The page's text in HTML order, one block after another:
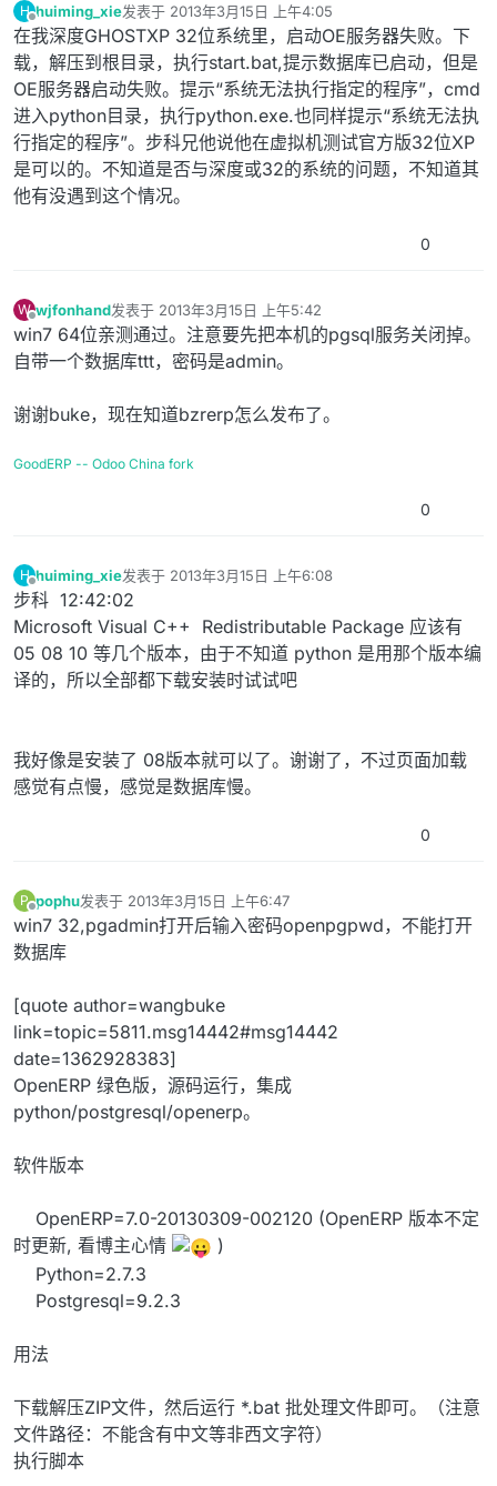
H
离线
huiming_xie发表于 2013年3月15日 上午4:05
最后由 编辑
在我深度GHOSTXP 32位系统里，启动OE服务器失败。下
载，解压到根目录，执行start.bat,提示数据库已启动，但是
OE服务器启动失败。提示“系统无法执行指定的程序”，cmd
进入python目录，执行python.exe.也同样提示“系统无法执
行指定的程序”。步科兄他说他在虚拟机测试官方版32位XP
是可以的。不知道是否与深度或32的系统的问题，不知道其
他有没遇到这个情况。
0
W
离线
wjfonhand发表于 2013年3月15日 上午5:42
最后由 编辑
win7 64位亲测通过。注意要先把本机的pgsql服务关闭掉。
自带一个数据库ttt，密码是admin。
谢谢buke，现在知道bzrerp怎么发布了。
GoodERP -- Odoo China fork
0
H
离线
huiming_xie发表于 2013年3月15日 上午6:08
最后由 编辑
步科 12:42:02
Microsoft Visual C++ Redistributable Package 应该有
05 08 10 等几个版本，由于不知道 python 是用那个版本编
译的，所以全部都下载安装时试试吧
我好像是安装了 08版本就可以了。谢谢了，不过页面加载
感觉有点慢，感觉是数据库慢。
0
P
离线
pophu发表于 2013年3月15日 上午6:47
最后由 编辑
win7 32,pgadmin打开后输入密码openpgpwd，不能打开
数据库
[quote author=wangbuke
link=topic=5811.msg14442#msg14442
date=1362928383]
OpenERP 绿色版，源码运行，集成
python/postgresql/openerp。
软件版本
OpenERP=7.0-20130309-002120 (OpenERP 版本不定
时更新, 看博主心情
)
Python=2.7.3
Postgresql=9.2.3
用法
下载解压ZIP文件，然后运行 *.bat 批处理文件即可。（注意
文件路径：不能含有中文等非西文字符）
执行脚本